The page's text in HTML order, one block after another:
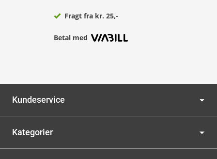
Fragt fra kr. 25,-
Betal med
Kundeservice
Kategorier